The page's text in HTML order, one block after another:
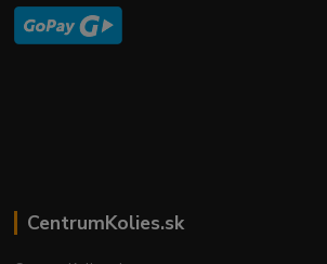
CentrumKolies.sk